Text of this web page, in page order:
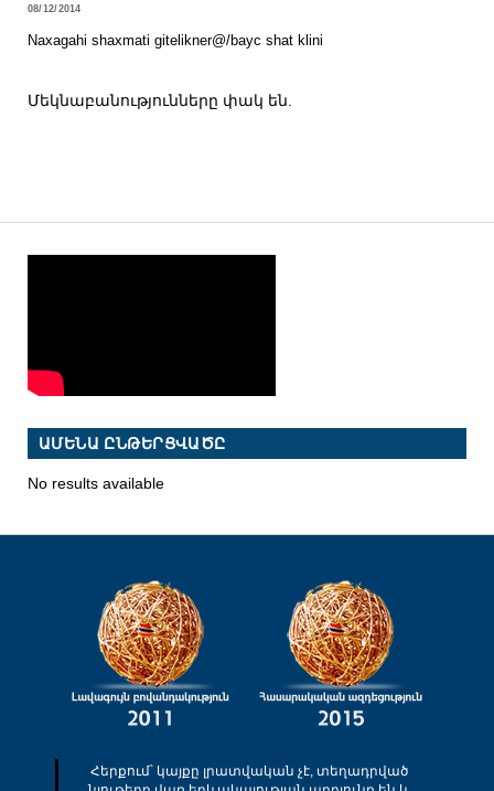
08/12/2014
Naxagahi shaxmati gitelikner@/bayc shat klini
Մեկնաբանությունները փակ են.
ԱՄԵՆԱ ԸՆԹԵՐՑՎԱԾԸ
No results available
Հերքում՝ կայքը լրատվական չէ, տեղադրված